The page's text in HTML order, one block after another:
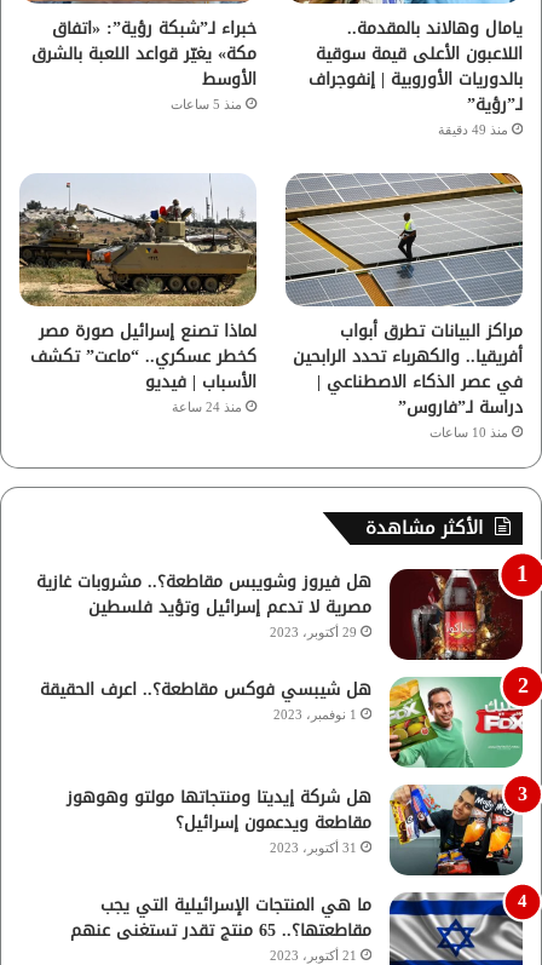
ا
م
يامال وهالاند بالمقدمة..
اللاعبون الأعلى قيمة سوقية
بالدوريات الأوروبية | إنفوجراف
لـ”رؤية”
منذ 49 دقيقة
خبراء لـ”شبكة رؤية”: «اتفاق
مكة» يغيّر قواعد اللعبة بالشرق
الأوسط
منذ 5 ساعات
مراكز البيانات تطرق أبواب
أفريقيا.. والكهرباء تحدد الرابحين
في عصر الذكاء الاصطناعي |
دراسة لـ”فاروس”
منذ 10 ساعات
لماذا تصنع إسرائيل صورة مصر
كخطر عسكري.. “ماعت” تكشف
الأسباب | فيديو
منذ 24 ساعة
الأكثر مشاهدة
هل فيروز وشويبس مقاطعة؟.. مشروبات غازية
مصرية لا تدعم إسرائيل وتؤيد فلسطين
29 أكتوبر، 2023
هل شيبسي فوكس مقاطعة؟.. اعرف الحقيقة
1 نوفمبر، 2023
هل شركة إيديتا ومنتجاتها مولتو وهوهوز
مقاطعة ويدعمون إسرائيل؟
31 أكتوبر، 2023
ما هي المنتجات الإسرائيلية التي يجب
مقاطعتها؟.. 65 منتج تقدر تستغنى عنهم
21 أكتوبر، 2023